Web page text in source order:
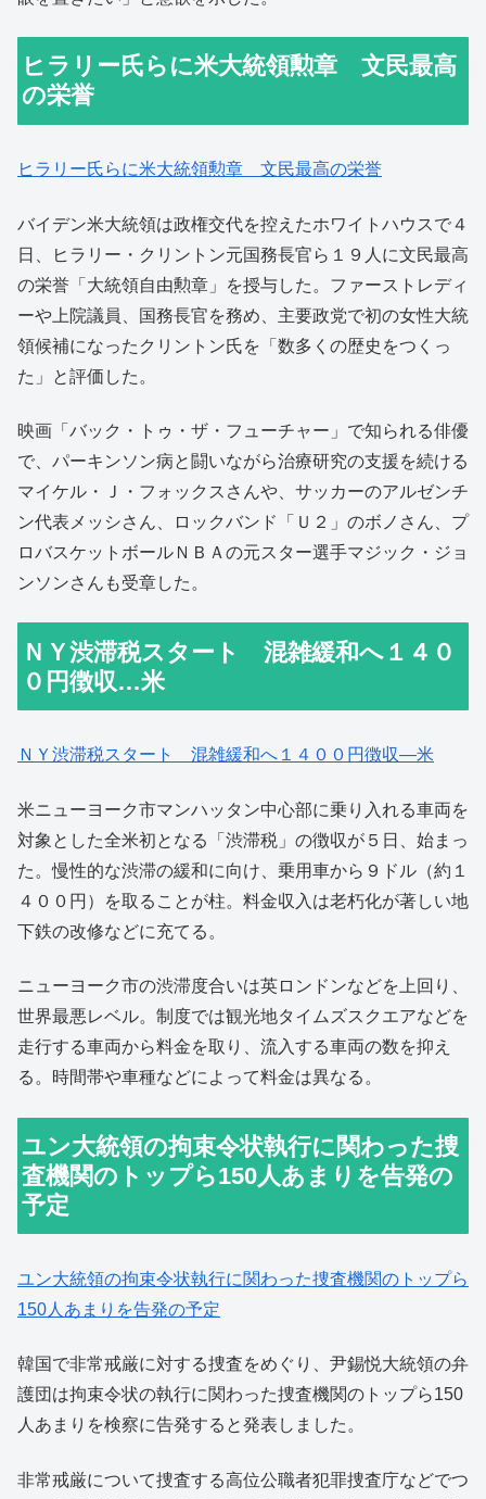
ヒラリー氏らに米大統領勲章 文民最高
の栄誉
ヒラリー氏らに米大統領勲章 文民最高の栄誉
バイデン米大統領は政権交代を控えたホワイトハウスで４
日、ヒラリー・クリントン元国務長官ら１９人に文民最高
の栄誉「大統領自由勲章」を授与した。ファーストレディ
ーや上院議員、国務長官を務め、主要政党で初の女性大統
領候補になったクリントン氏を「数多くの歴史をつくっ
た」と評価した。
映画「バック・トゥ・ザ・フューチャー」で知られる俳優
で、パーキンソン病と闘いながら治療研究の支援を続ける
マイケル・Ｊ・フォックスさんや、サッカーのアルゼンチ
ン代表メッシさん、ロックバンド「Ｕ２」のボノさん、プ
ロバスケットボールＮＢＡの元スター選手マジック・ジョ
ンソンさんも受章した。
ＮＹ渋滞税スタート 混雑緩和へ１４０
０円徴収…米
ＮＹ渋滞税スタート 混雑緩和へ１４００円徴収―米
米ニューヨーク市マンハッタン中心部に乗り入れる車両を
対象とした全米初となる「渋滞税」の徴収が５日、始まっ
た。慢性的な渋滞の緩和に向け、乗用車から９ドル（約１
４００円）を取ることが柱。料金収入は老朽化が著しい地
下鉄の改修などに充てる。
ニューヨーク市の渋滞度合いは英ロンドンなどを上回り、
世界最悪レベル。制度では観光地タイムズスクエアなどを
走行する車両から料金を取り、流入する車両の数を抑え
る。時間帯や車種などによって料金は異なる。
ユン大統領の拘束令状執行に関わった捜
査機関のトップら150人あまりを告発の
予定
ユン大統領の拘束令状執行に関わった捜査機関のトップら
150人あまりを告発の予定
韓国で非常戒厳に対する捜査をめぐり、尹錫悦大統領の弁
護団は拘束令状の執行に関わった捜査機関のトップら150
人あまりを検察に告発すると発表しました。
非常戒厳について捜査する高位公職者犯罪捜査庁などでつ